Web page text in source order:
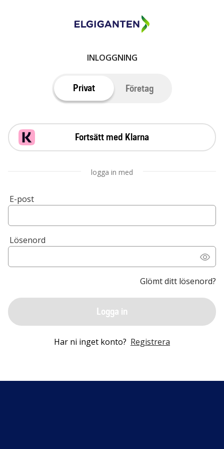
INLOGGNING
Privat Företag
Fortsätt med Klarna
logga in med
E-post
Lösenord
Glömt ditt lösenord?
Logga in
Har ni inget konto? Registrera